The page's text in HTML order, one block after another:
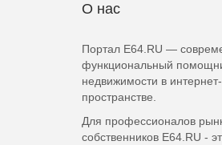
О нас
Портал E64.RU —
функциональный
недвижимости в интернет-
пространстве.
Для профессионалов
собственников E64.RU -